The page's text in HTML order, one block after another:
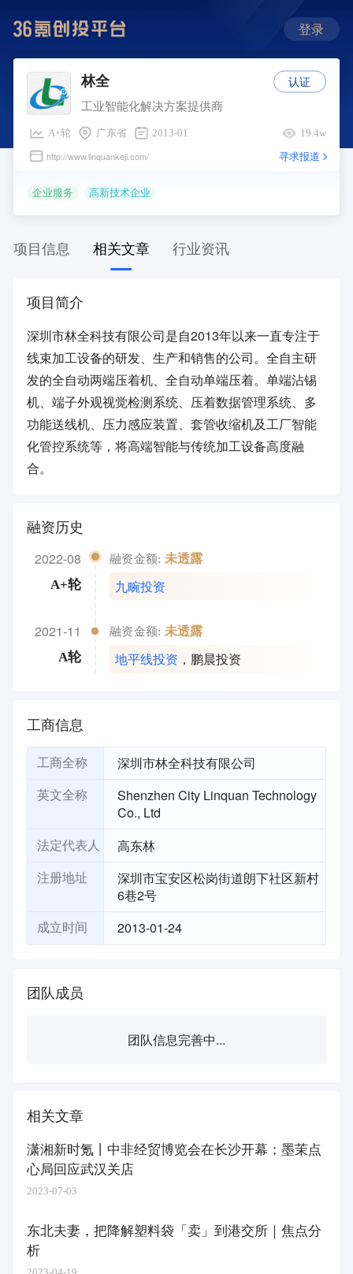
登录
林全
工业智能化解决方案提供商
A+轮 广东省 2013-01 19.4w
http://www.linquankeji.com/ 寻求报道
企业服务 高新技术企业
认证
项目信息 相关文章 行业资讯
项目简介
深圳市林全科技有限公司是自2013年以来一直专注于
线束加工设备的研发、生产和销售的公司。全自主研
发的全自动两端压着机、全自动单端压着。单端沾锡
机、端子外观视觉检测系统、压着数据管理系统、多
功能送线机、压力感应装置、套管收缩机及工厂智能
化管控系统等，将高端智能与传统加工设备高度融
合。
融资历史
2022-08
A+轮
融资金额: 未透露
九畹投资
2021-11
A轮
融资金额: 未透露
地平线投资 ， 鹏晨投资
工商信息
工商全称 深圳市林全科技有限公司
英文全称
Shenzhen City Linquan Technology
Co., Ltd
法定代表人 高东林
注册地址
深圳市宝安区松岗街道朗下社区新村
6巷2号
成立时间 2013-01-24
团队成员
团队信息完善中...
相关文章
潇湘新时氪丨中非经贸博览会在长沙开幕；墨茉点
心局回应武汉关店
2023-07-03
东北夫妻，把降解塑料袋「卖」到港交所｜焦点分
析